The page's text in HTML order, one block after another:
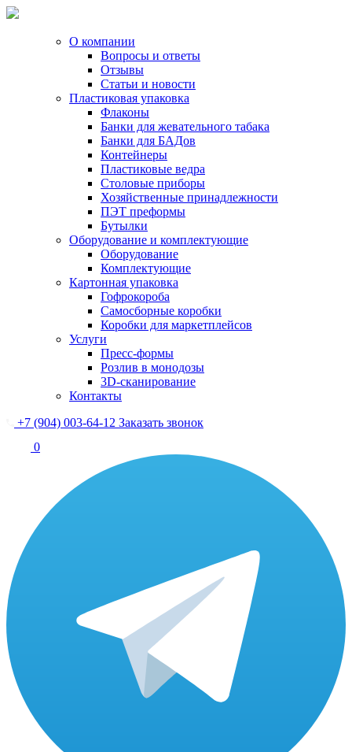
О компании
Вопросы и ответы
Отзывы
Статьи и новости
Пластиковая упаковка
Флаконы
Банки для жевательного табака
Банки для БАДов
Контейнеры
Пластиковые ведра
Столовые приборы
Хозяйственные принадлежности
ПЭТ преформы
Бутылки
Оборудование и комплектующие
Оборудование
Комплектующие
Картонная упаковка
Гофрокороба
Самосборные коробки
Коробки для маркетплейсов
Услуги
Пресс-формы
Розлив в монодозы
3D-сканирование
Контакты
+7 (904) 003-64-12 Заказать звонок
0